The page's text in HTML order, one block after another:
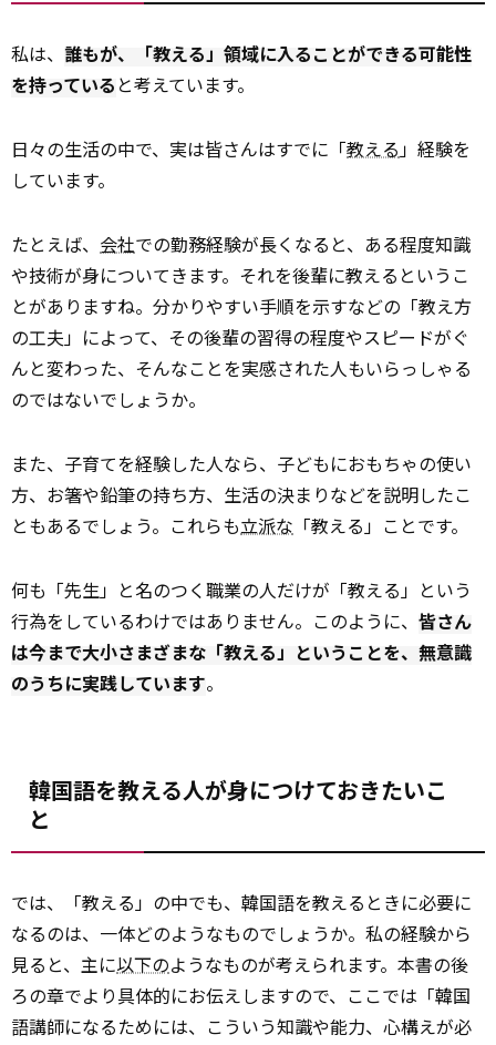
私は、 誰もが、「教える」領域に入ることができる可能性
を持っている と考えています。
日々の生活の中で、実は皆さんはすでに「教える」経験を
しています。
たとえば、 会社での勤務経験が長くなると、ある程度知識
や技術が身についてきます。それを後輩に教えるというこ
とがありますね。分かりやすい手順を示すなどの「教え方
の工夫」によって、その後輩の習得の程度やスピードがぐ
んと変わった、そんなことを実感された人もいらっしゃる
のではないでしょうか。
また、子育てを経験した人なら、子どもにおもちゃの使い
方、お箸や鉛筆の持ち方、生活の決まりなどを説明したこ
ともあるでしょう。これらも立派な 「教える」ことです。
何も「先生」と名のつく職業の人だけが「教える」という
行為をしているわけではありません。このように、 皆さん
は今まで大小さまざまな「教える」ということを、無意識
のうちに実践しています。
韓国語を教える人が身につけておきたいこ
と
では、「教える」の中でも、韓国語を教えるときに必要に
なるのは、一体どのようなものでしょうか。私の経験から
見ると、主に以下のようなものが考えられます。本書の後
ろの章でより具体的にお伝えしますので、ここでは「韓国
語講師になるためには、こういう知識や能力、心構えが必